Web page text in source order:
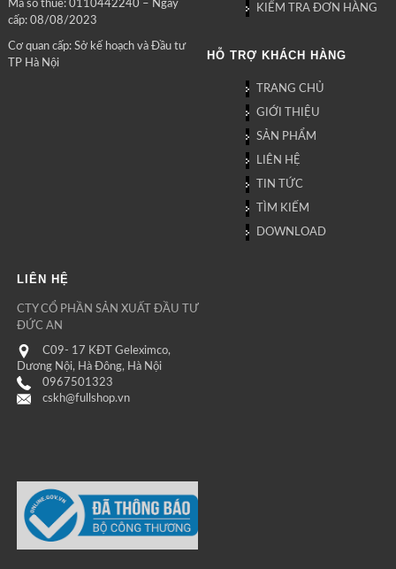
Mã số thuế: 0110442240 – Ngày
cấp: 08/08/2023
Cơ quan cấp: Sở kế hoạch và Đầu tư
TP Hà Nội
KIỂM TRA ĐƠN HÀNG
HỖ TRỢ KHÁCH HÀNG
TRANG CHỦ
GIỚI THIỆU
SẢN PHẨM
LIÊN HỆ
TIN TỨC
TÌM KIẾM
DOWNLOAD
LIÊN HỆ
CTY CỔ PHẦN SẢN XUẤT ĐẦU TƯ
ĐỨC AN
C09- 17 KĐT Geleximco,
Dương Nội, Hà Đông, Hà Nội
0967501323
cskh@fullshop.vn